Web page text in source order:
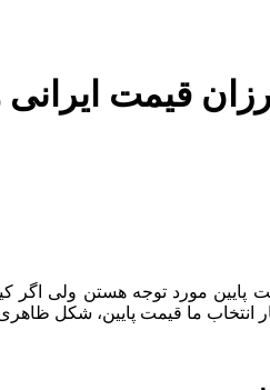
پایین مورد توجه هستن ولی
انتخاب ما قیمت پایین، شکل